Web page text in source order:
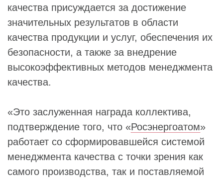
качества присуждается за достижение
значительных результатов в области
качества продукции и услуг, обеспечения их
безопасности, а также за внедрение
высокоэффективных методов менеджмента
качества.
«Это заслуженная награда коллектива,
подтверждение того, что «Росэнергоатом»
работает со сформировавшейся системой
менеджмента качества с точки зрения как
самого производства, так и поставляемой